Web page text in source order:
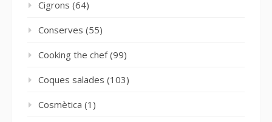
Cigrons (64)
Conserves (55)
Cooking the chef(99)
Coques salades (103)
Cosmètica (1)